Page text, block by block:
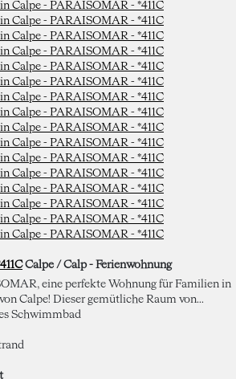
Calpe / Calp - Ferienwohnung
eine perfekte Wohnung für Familien in
Calpe! Dieser gemütliche Raum von...
Schwimmbad